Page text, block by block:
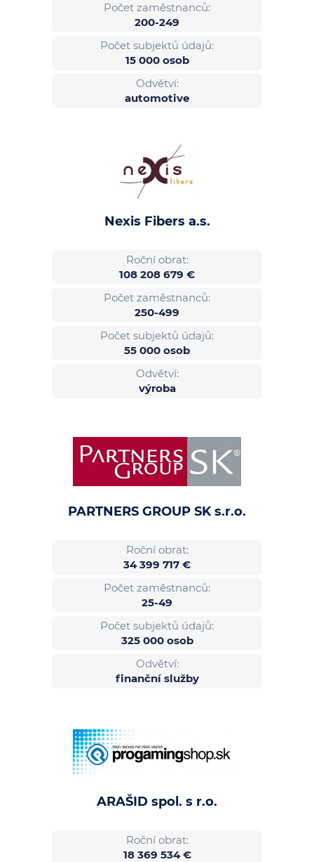
Počet zaměstnanců:
200-249
Počet subjektů údajů:
15 000 osob
Odvětví:
automotive
Nexis Fibers a.s.
Roční obrat:
108 208 679 €
Počet zaměstnanců:
250-499
Počet subjektů údajů:
55 000 osob
Odvětví:
výroba
PARTNERS GROUP SK s.r.o.
Roční obrat:
34 399 717 €
Počet zaměstnanců:
25-49
Počet subjektů údajů:
325 000 osob
Odvětví:
finanční služby
ARAŠID spol. s r.o.
Roční obrat:
18 369 534 €